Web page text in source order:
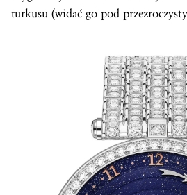
turkusu (widać go pod